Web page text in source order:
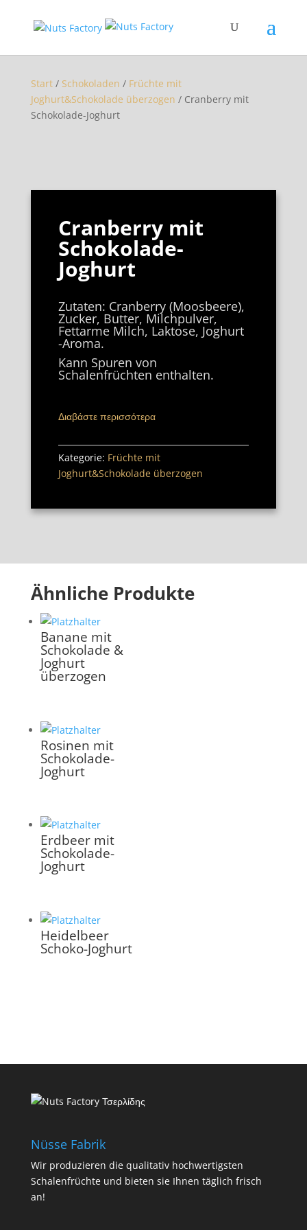
Start/ Schokoladen / Früchte mit
Joghurt&Schokolade überzogen / Cranberry mit
Schokolade-Joghurt
Cranberry mit
Schokolade-
Joghurt
Zutaten: Cranberry (Moosbeere),
Zucker, Butter, Milchpulver,
Fettarme Milch, Laktose, Joghurt
-Aroma.
Kann Spuren von
Schalenfrüchten enthalten.
Διαβάστε περισσότερα
Kategorie: Früchte mit
Joghurt&Schokolade überzogen
Ähnliche Produkte
Banane mit
Schokolade &
Joghurt
überzogen
Rosinen mit
Schokolade-
Joghurt
Erdbeer mit
Schokolade-
Joghurt
Heidelbeer
Schoko-Joghurt
Nüsse Fabrik
Wir produzieren die qualitativ hochwertigsten
Schalenfrüchte und bieten sie Ihnen täglich frisch
an!